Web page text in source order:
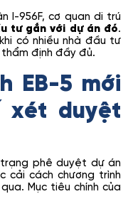
I-956F, cơ quan di trú
tư gắn với dự án đó.
có nhiều nhà đầu tư
định đầy đủ.
EB-5 mới
xét duyệt
phê duyệt dự án
cải cách chương trình
Mục tiêu chính của